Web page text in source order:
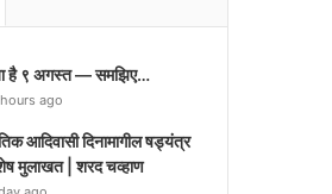
है ९ अगस्त — समझिए…
ago
आदिवासी दिनामागील षड्यंत्र
मुलाखत | शरद चव्हाण